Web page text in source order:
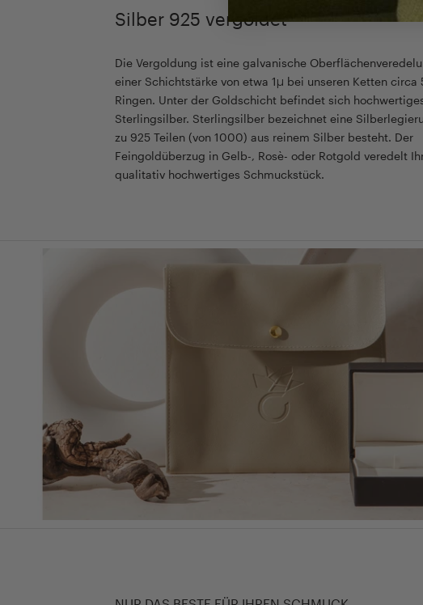
Silber 925 vergoldet
Die Vergoldung ist eine galvanische
einer Schichtstärke von etwa 1µ bei unseren Ketten circa
Ringen. Unter der Goldschicht befindet sich
Sterlingsilber. Sterlingsilber bezeichnet eine
zu 925 Teilen (von 1000) aus reinem Silber besteht. Der
Feingoldüberzug in Gelb-, Rosè- oder Rotgold veredelt
qualitativ hochwertiges Schmuckstück.